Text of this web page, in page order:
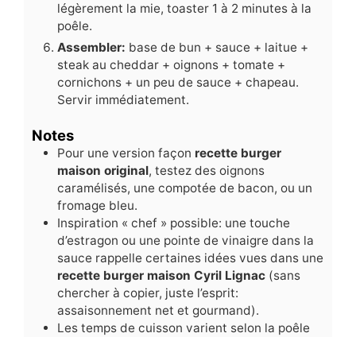
légèrement la mie, toaster 1 à 2 minutes à la
poêle.
Assembler: base de bun + sauce + laitue +
steak au cheddar + oignons + tomate +
cornichons + un peu de sauce + chapeau.
Servir immédiatement.
Notes
Pour une version façon recette burger
maison original, testez des oignons
caramélisés, une compotée de bacon, ou un
fromage bleu.
Inspiration « chef » possible: une touche
d’estragon ou une pointe de vinaigre dans la
sauce rappelle certaines idées vues dans une
recette burger maison Cyril Lignac (sans
chercher à copier, juste l’esprit:
assaisonnement net et gourmand).
Les temps de cuisson varient selon la poêle